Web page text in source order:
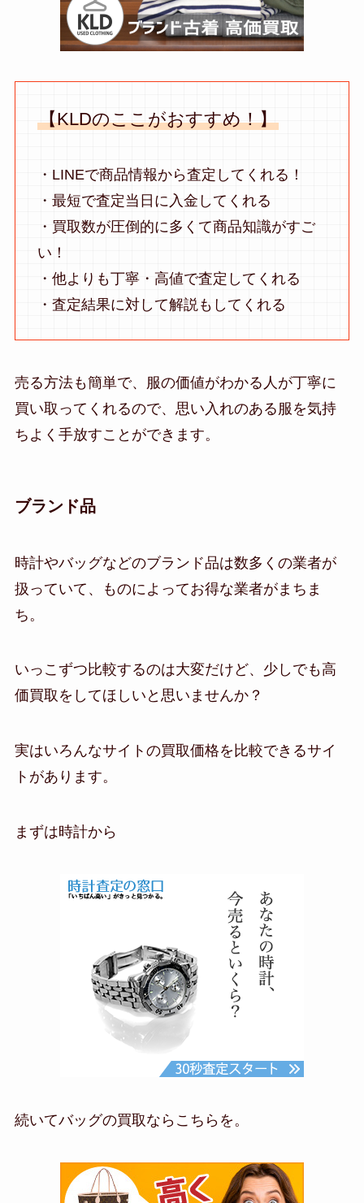
【KLDのここがおすすめ！】
・LINEで商品情報から査定してくれる！
・最短で査定当日に入金してくれる
・買取数が圧倒的に多くて商品知識がすご
い！
・他よりも丁寧・高値で査定してくれる
・査定結果に対して解説もしてくれる
売る方法も簡単で、服の価値がわかる人が丁寧に
買い取ってくれるので、思い入れのある服を気持
ちよく手放すことができます。
ブランド品
時計やバッグなどのブランド品は数多くの業者が
扱っていて、ものによってお得な業者がまちま
ち。
いっこずつ比較するのは大変だけど、少しでも高
価買取をしてほしいと思いませんか？
実はいろんなサイトの買取価格を比較できるサイ
トがあります。
まずは時計から
続いてバッグの買取ならこちらを。